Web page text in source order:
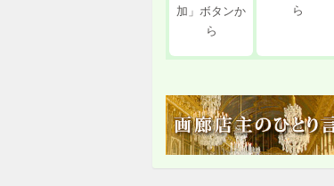
加」ボタンか
ら
ら